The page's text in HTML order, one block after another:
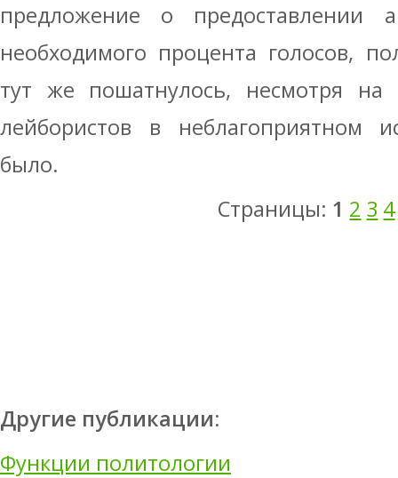
предложение о предоставлении
необходимого процента голосов,
тут же пошатнулось, несмотря
лейбористов в неблагоприятном
было.
Страницы: 1 2 3 4
Другие публикации:
Функции политологии